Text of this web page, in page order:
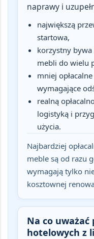
naprawy i
największą
startowa,
korzystny
mebli do wielu
mniej
wymagające
realną
logistyką i
użycia.
Najbardziej
meble są od razu
wymagają tylko
kosztownej
Na co
hotelowych z